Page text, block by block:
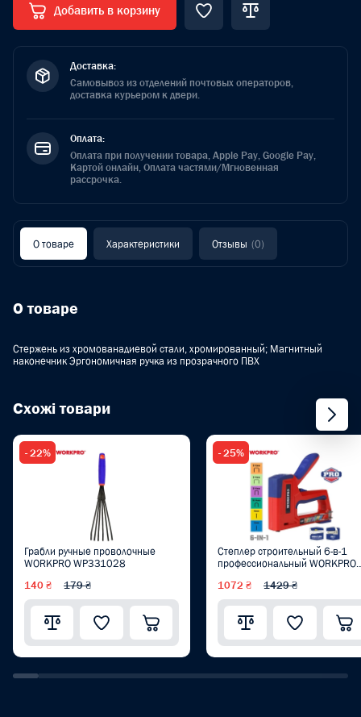
Добавить в корзину
Доставка:
Самовывоз из отделений почтовых операторов,
доставка курьером к двери.
Оплата:
Оплата при получении товара, Apple Pay, Google Pay,
Картой онлайн, Оплата частями/Мгновенная
рассрочка.
О товаре Характеристики Отзывы (0)
О товаре
Стержень из хромованадиевой стали, хромированный; Магнитный
наконечник Эргономичная ручка из прозрачного ПВХ
Схожі товари
- 22%
Грабли ручные проволочные
WORKPRO WP331028
140 ₴ 179 ₴
- 25%
Степлер строительный 6-в-1
профессиональный WORKPRO
1072 ₴ 1429 ₴